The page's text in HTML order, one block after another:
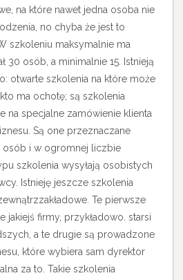
na które nawet jedna osoba nie
no chyba że jest to
szkoleniu maksymalnie ma
30 osób, a minimalnie 15. Istnieją
otwarte szkolenia na które może
ma ochotę; są szkolenia
na specjalne zamówienie klienta
Są one przeznaczane
i w ogromnej liczbie
szkolenia wysyłają osobistych
Istnieję jeszcze szkolenia
Te pierwsze
jakiejś firmy, przykładowo. starsi
a te drugie są prowadzone
które wybiera sam dyrektor
za to. Takie szkolenia